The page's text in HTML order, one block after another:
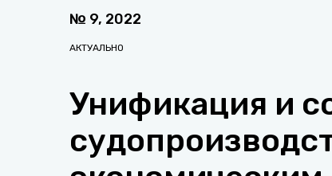
№ 9, 2022
АКТУАЛЬНО
Унификация и